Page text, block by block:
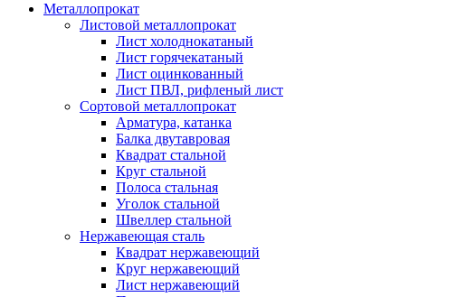
Металлопрокат
Листовой металлопрокат
Лист холоднокатаный
Лист горячекатаный
Лист оцинкованный
Лист ПВЛ, рифленый лист
Сортовой металлопрокат
Арматура, катанка
Балка двутавровая
Квадрат стальной
Круг стальной
Полоса стальная
Уголок стальной
Швеллер стальной
Нержавеющая сталь
Квадрат нержавеющий
Круг нержавеющий
Лист нержавеющий